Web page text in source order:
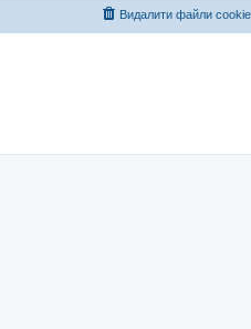
Видалити файли cookie